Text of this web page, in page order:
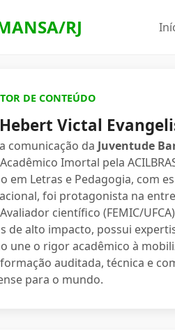
RJ
DE CONTEÚDO
Victal
comunicação da Juventude
Imortal pela
em Letras e Pedagogia, com
foi protagonista na
científico (FEMIC/
de alto impacto, possui
une o rigor acadêmico à
auditada, técnica e
para o mundo.